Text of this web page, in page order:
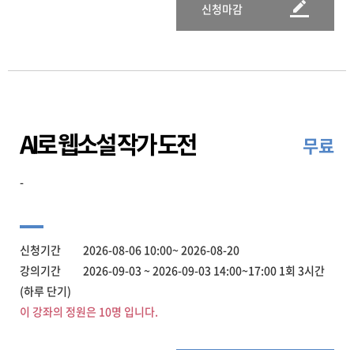
신청마감
AI로 웹소설 작가 도전 무료
-
신청기간 2026-08-06 10:00~ 2026-08-20
강의기간 2026-09-03 ~ 2026-09-03 14:00~17:00 1회 3시간
(하루 단기)
이 강좌의 정원은 10명 입니다.